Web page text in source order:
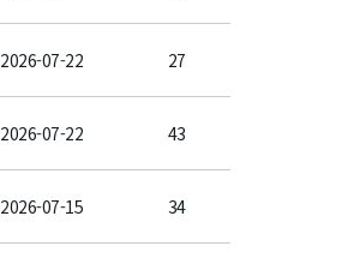
2026-07-22 27
2026-07-22 43
2026-07-15 34